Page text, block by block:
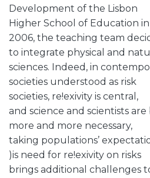
Development of the Lisbon
Higher School of Education in
2006, the teaching team
to integrate physical and
sciences. Indeed, in
societies understood as risk
societies, re!exivity is central,
and science and scientists
more and more necessary,
taking populations’
)is need for re!exivity on risks
brings additional challenges